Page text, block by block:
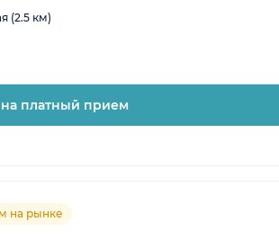
(2.5 км)
платный прием
на рынке